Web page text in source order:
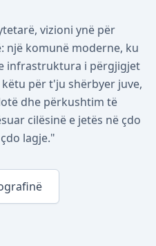
vizioni ynë për
një komunë moderne, ku
infrastruktura i përgjigjet
për t'ju shërbyer juve,
dhe përkushtim të
cilësinë e jetës në çdo
lagje."